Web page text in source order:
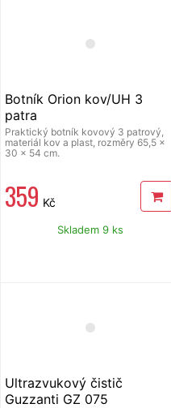
Botník Orion kov/UH 3
patra
Praktický botník kovový 3 patrový,
materiál kov a plast, rozměry 65,5 x
30 x 54 cm.
359 Kč
Skladem 9 ks
Ultrazvukový čistič
Guzzanti GZ 075